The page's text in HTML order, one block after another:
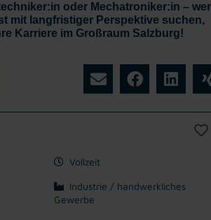
oder Mechatroniker:in –
mit langfristiger Perspektive suchen,
Karriere im Großraum Salzburg!
Vollzeit
Industrie / handwerkliches
Gewerbe